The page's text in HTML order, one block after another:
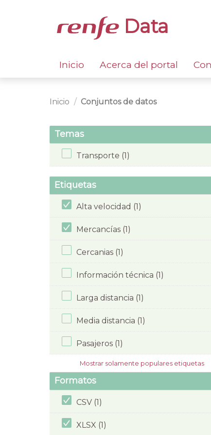
Data
Inicio Acerca del portal
Inicio Conjuntos de datos
Temas
Transporte (1)
Etiquetas
Alta velocidad (1)
Mercancías (1)
Cercanias (1)
Información técnica (1)
Larga distancia (1)
Media distancia (1)
Pasajeros (1)
Mostrar solamente populares etiquetas
Formatos
CSV (1)
XLSX (1)